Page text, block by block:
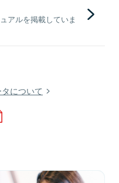
アルを掲載していま
について